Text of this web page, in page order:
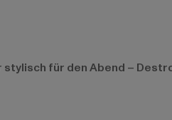
für den Abend –